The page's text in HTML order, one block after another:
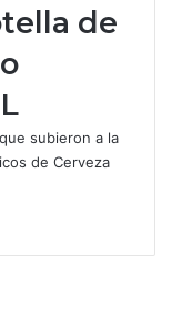
de
subieron a la
de Cerveza